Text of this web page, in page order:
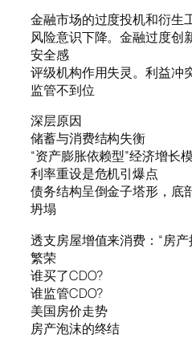
金融市场的过度投机和衍生
风险意识下降。金融过度创
安全感
评级机构作用失灵。利益冲
监管不到位
深层原因
储蓄与消费结构失衡
“资产膨胀依赖型”经济增长
利率重设是危机引爆点
债务结构呈倒金子塔形，底
坍塌
透支房屋增值来消费：“房
繁荣
谁买了CDO?
谁监管CDO?
美国房价走势
房产泡沫的终结